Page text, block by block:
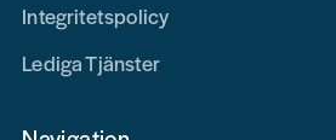
Integritetspolicy
Lediga Tjänster